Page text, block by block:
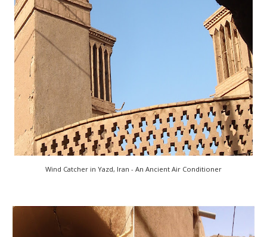
Wind Catcher in Yazd, Iran - An Ancient Air Conditioner